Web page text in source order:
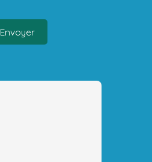
Envoyer